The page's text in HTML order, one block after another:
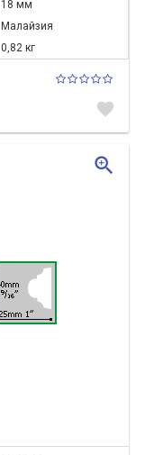
18 мм
Малайзия
0,82 кг
favorite
zoom_in